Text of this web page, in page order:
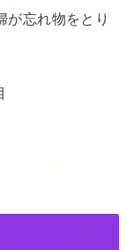
が忘れ物をとり